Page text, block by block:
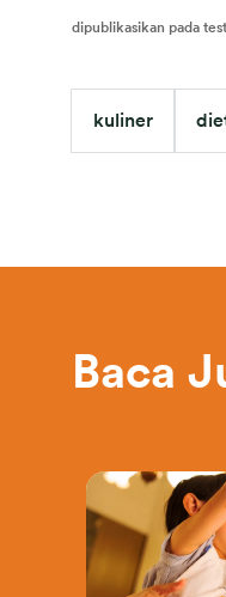
dipublikasikan pada
kuliner
Baca